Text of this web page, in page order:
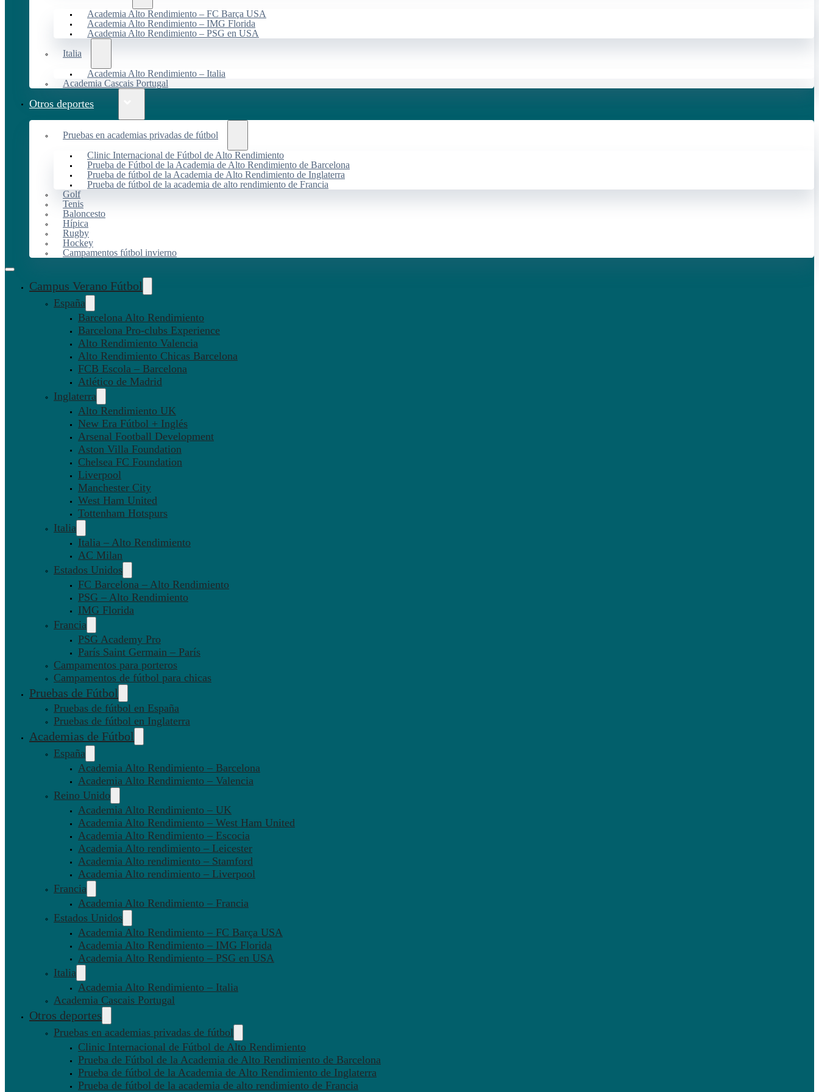
Academia Alto Rendimiento – FC Barça USA
Academia Alto Rendimiento – IMG Florida
Academia Alto Rendimiento – PSG en USA
Italia
Academia Alto Rendimiento – Italia
Academia Cascais Portugal
Otros deportes
Pruebas en academias privadas de fútbol
Clinic Internacional de Fútbol de Alto Rendimiento
Prueba de Fútbol de la Academia de Alto Rendimiento de Barcelona
Prueba de fútbol de la Academia de Alto Rendimiento de Inglaterra
Prueba de fútbol de la academia de alto rendimiento de Francia
Golf
Tenis
Baloncesto
Hípica
Rugby
Hockey
Campamentos fútbol invierno
Campus Verano Fútbol
España
Barcelona Alto Rendimiento
Barcelona Pro-clubs Experience
Alto Rendimiento Valencia
Alto Rendimiento Chicas Barcelona
FCB Escola – Barcelona
Atlético de Madrid
Inglaterra
Alto Rendimiento UK
New Era Fútbol + Inglés
Arsenal Football Development
Aston Villa Foundation
Chelsea FC Foundation
Liverpool
Manchester City
West Ham United
Tottenham Hotspurs
Italia
Italia – Alto Rendimiento
AC Milan
Estados Unidos
FC Barcelona – Alto Rendimiento
PSG – Alto Rendimiento
IMG Florida
Francia
PSG Academy Pro
París Saint Germain – París
Campamentos para porteros
Campamentos de fútbol para chicas
Pruebas de Fútbol
Pruebas de fútbol en España
Pruebas de fútbol en Inglaterra
Academias de Fútbol
España
Academia Alto Rendimiento – Barcelona
Academia Alto Rendimiento – Valencia
Reino Unido
Academia Alto Rendimiento – UK
Academia Alto Rendimiento – West Ham United
Academia Alto Rendimiento – Escocia
Academia Alto rendimiento – Leicester
Academia Alto rendimiento – Stamford
Academia Alto rendimiento – Liverpool
Francia
Academia Alto Rendimiento – Francia
Estados Unidos
Academia Alto Rendimiento – FC Barça USA
Academia Alto Rendimiento – IMG Florida
Academia Alto Rendimiento – PSG en USA
Italia
Academia Alto Rendimiento – Italia
Academia Cascais Portugal
Otros deportes
Pruebas en academias privadas de fútbol
Clinic Internacional de Fútbol de Alto Rendimiento
Prueba de Fútbol de la Academia de Alto Rendimiento de Barcelona
Prueba de fútbol de la Academia de Alto Rendimiento de Inglaterra
Prueba de fútbol de la academia de alto rendimiento de Francia